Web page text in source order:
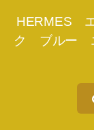
HERMES
ク ブルー